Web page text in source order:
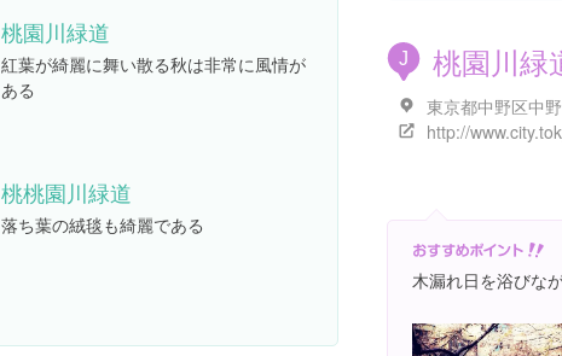
桃園川緑道
紅葉が綺麗に舞い散る秋は非常に風情が
ある
桃桃園川緑道
落ち葉の絨毯も綺麗である
J 桃園川緑
東京都中野区中
木漏れ日を浴びな